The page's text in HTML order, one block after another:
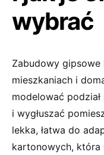
wybrać
Zabudowy
mieszkaniach i
modelować
i wygłuszać
lekka, łatwa do
kartonowych, która